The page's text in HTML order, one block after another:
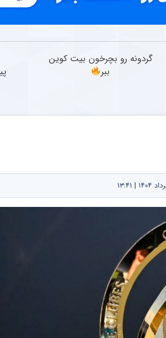
گردونه رو بچرخون بیت کوین
ببر